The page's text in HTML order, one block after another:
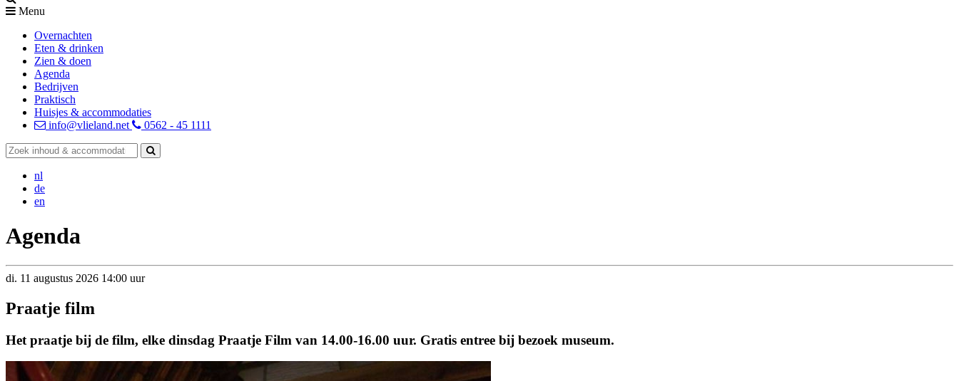
Menu
Overnachten
Eten & drinken
Zien & doen
Agenda
Bedrijven
Praktisch
Huisjes & accommodaties
info@vlieland.net
0562 - 45 1111
nl
de
en
Agenda
di. 11 augustus 2026 14:00 uur
Praatje film
Het praatje bij de film, elke dinsdag Praatje Film van 14.00-16.00 uur. Gratis entree bij bezoek museum.